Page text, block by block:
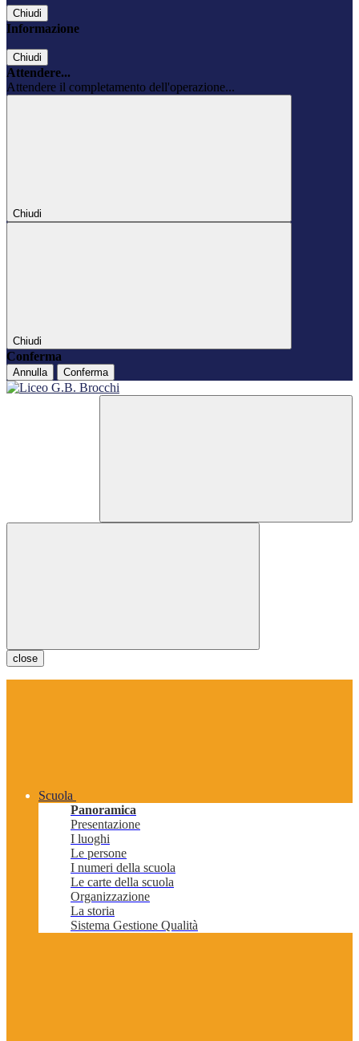
Chiudi
Informazione
Chiudi
Attendere...
Attendere il completamento dell'operazione...
Chiudi
Chiudi
Conferma
Annulla Conferma
close
Scuola
Panoramica
Presentazione
I luoghi
Le persone
I numeri della scuola
Le carte della scuola
Organizzazione
La storia
Sistema Gestione Qualità